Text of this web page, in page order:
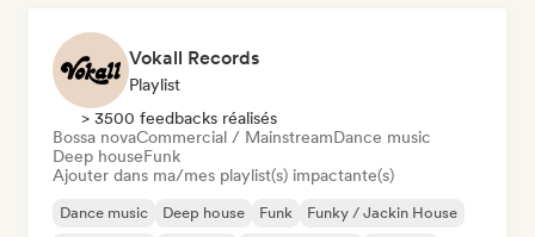
Vokall Records
Playlist
> 3500 feedbacks réalisés
Bossa novaCommercial / MainstreamDance music
Deep houseFunk
Ajouter dans ma/mes playlist(s) impactante(s)
Dance music Deep house Funk
Funky / Jackin House